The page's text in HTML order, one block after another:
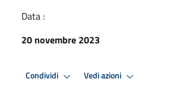
Data :
20 novembre 2023
Condividi Vedi azioni